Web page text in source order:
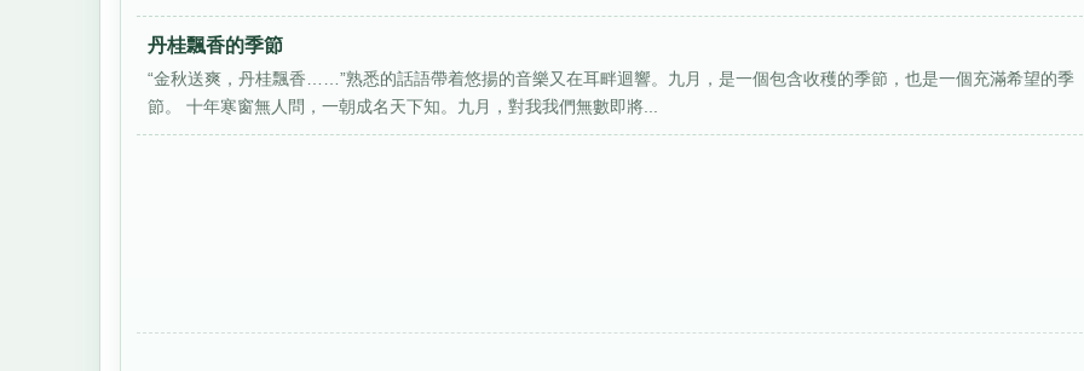
丹桂飄香的季節
“金秋送爽，丹桂飄香……”熟悉的話語帶着悠揚的音樂又在耳畔迴響。九月，是一個包含收穫的季節，也是一個充滿希望的季
節。 十年寒窗無人問，一朝成名天下知。九月，對我我們無數即將...